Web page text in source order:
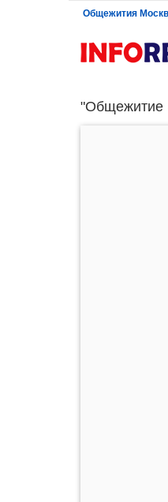
Общежития
"Общежитие